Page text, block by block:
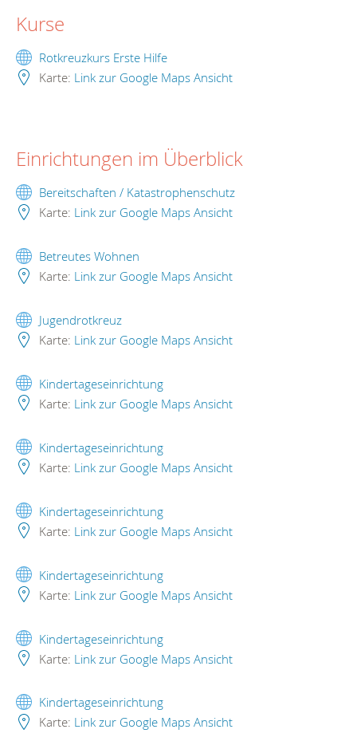
Kurse
Rotkreuzkurs Erste Hilfe
Karte: Link zur Google Maps Ansicht
Einrichtungen im Überblick
Bereitschaften / Katastrophenschutz
Karte: Link zur Google Maps Ansicht
Betreutes Wohnen
Karte: Link zur Google Maps Ansicht
Jugendrotkreuz
Karte: Link zur Google Maps Ansicht
Kindertageseinrichtung
Karte: Link zur Google Maps Ansicht
Kindertageseinrichtung
Karte: Link zur Google Maps Ansicht
Kindertageseinrichtung
Karte: Link zur Google Maps Ansicht
Kindertageseinrichtung
Karte: Link zur Google Maps Ansicht
Kindertageseinrichtung
Karte: Link zur Google Maps Ansicht
Kindertageseinrichtung
Karte: Link zur Google Maps Ansicht